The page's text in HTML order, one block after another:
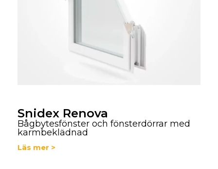
Snidex Renova
Bågbytesfönster och fönsterdörrar med
karmbeklädnad
Läs mer >